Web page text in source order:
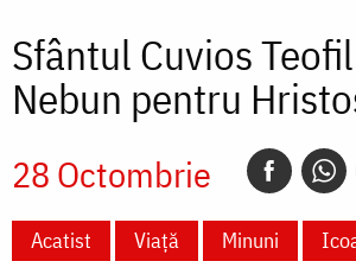
Sfântul Cuvios
Nebun pentru
28 Octombrie
Acatist Viață Minuni